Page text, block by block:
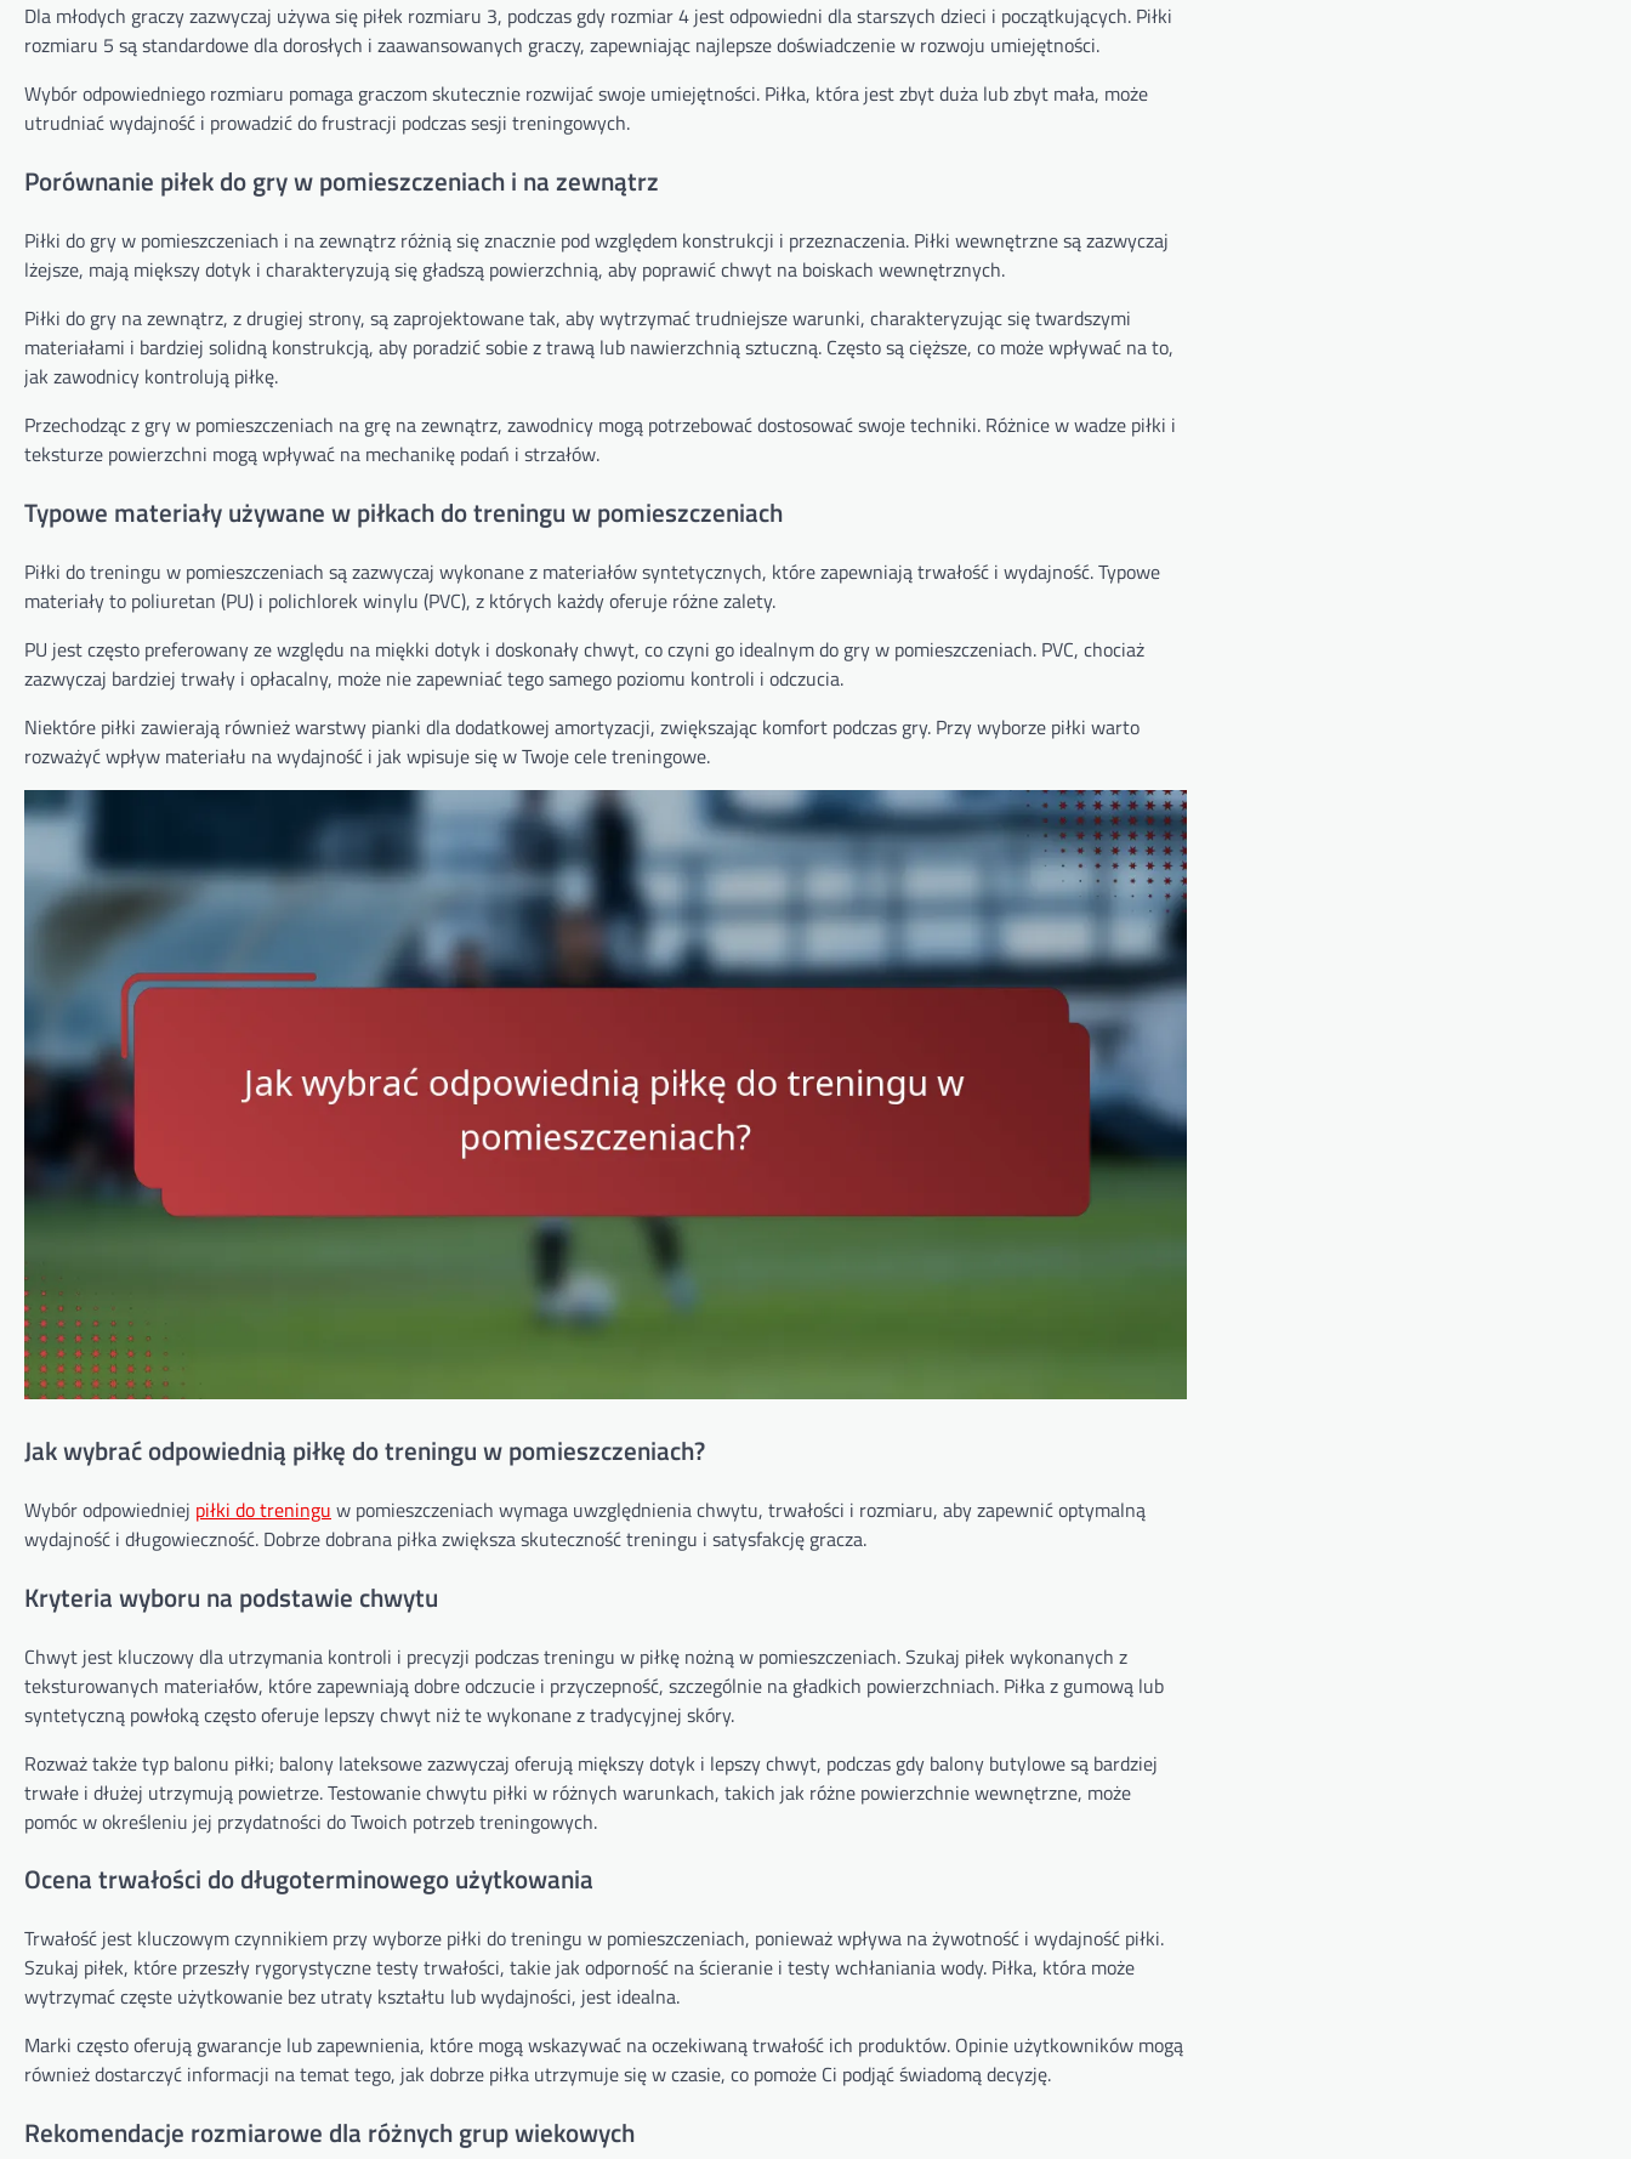
Dla młodych graczy zazwyczaj używa się piłek rozmiaru 3, podczas gdy rozmiar 4 jest odpowiedni dla starszych dzieci i początkujących. Piłki
rozmiaru 5 są standardowe dla dorosłych i zaawansowanych graczy, zapewniając najlepsze doświadczenie w rozwoju umiejętności.
Wybór odpowiedniego rozmiaru pomaga graczom skutecznie rozwijać swoje umiejętności. Piłka, która jest zbyt duża lub zbyt mała, może
utrudniać wydajność i prowadzić do frustracji podczas sesji treningowych.
Porównanie piłek do gry w pomieszczeniach i na zewnątrz
Piłki do gry w pomieszczeniach i na zewnątrz różnią się znacznie pod względem konstrukcji i przeznaczenia. Piłki wewnętrzne są zazwyczaj
lżejsze, mają miększy dotyk i charakteryzują się gładszą powierzchnią, aby poprawić chwyt na boiskach wewnętrznych.
Piłki do gry na zewnątrz, z drugiej strony, są zaprojektowane tak, aby wytrzymać trudniejsze warunki, charakteryzując się twardszymi
materiałami i bardziej solidną konstrukcją, aby poradzić sobie z trawą lub nawierzchnią sztuczną. Często są cięższe, co może wpływać na to,
jak zawodnicy kontrolują piłkę.
Przechodząc z gry w pomieszczeniach na grę na zewnątrz, zawodnicy mogą potrzebować dostosować swoje techniki. Różnice w wadze piłki i
teksturze powierzchni mogą wpływać na mechanikę podań i strzałów.
Typowe materiały używane w piłkach do treningu w pomieszczeniach
Piłki do treningu w pomieszczeniach są zazwyczaj wykonane z materiałów syntetycznych, które zapewniają trwałość i wydajność. Typowe
materiały to poliuretan (PU) i polichlorek winylu (PVC), z których każdy oferuje różne zalety.
PU jest często preferowany ze względu na miękki dotyk i doskonały chwyt, co czyni go idealnym do gry w pomieszczeniach. PVC, chociaż
zazwyczaj bardziej trwały i opłacalny, może nie zapewniać tego samego poziomu kontroli i odczucia.
Niektóre piłki zawierają również warstwy pianki dla dodatkowej amortyzacji, zwiększając komfort podczas gry. Przy wyborze piłki warto
rozważyć wpływ materiału na wydajność i jak wpisuje się w Twoje cele treningowe.
Jak wybrać odpowiednią piłkę do treningu w pomieszczeniach?
Wybór odpowiedniej piłki do treningu w pomieszczeniach wymaga uwzględnienia chwytu, trwałości i rozmiaru, aby zapewnić optymalną
wydajność i długowieczność. Dobrze dobrana piłka zwiększa skuteczność treningu i satysfakcję gracza.
Kryteria wyboru na podstawie chwytu
Chwyt jest kluczowy dla utrzymania kontroli i precyzji podczas treningu w piłkę nożną w pomieszczeniach. Szukaj piłek wykonanych z
teksturowanych materiałów, które zapewniają dobre odczucie i przyczepność, szczególnie na gładkich powierzchniach. Piłka z gumową lub
syntetyczną powłoką często oferuje lepszy chwyt niż te wykonane z tradycyjnej skóry.
Rozważ także typ balonu piłki; balony lateksowe zazwyczaj oferują miększy dotyk i lepszy chwyt, podczas gdy balony butylowe są bardziej
trwałe i dłużej utrzymują powietrze. Testowanie chwytu piłki w różnych warunkach, takich jak różne powierzchnie wewnętrzne, może
pomóc w określeniu jej przydatności do Twoich potrzeb treningowych.
Ocena trwałości do długoterminowego użytkowania
Trwałość jest kluczowym czynnikiem przy wyborze piłki do treningu w pomieszczeniach, ponieważ wpływa na żywotność i wydajność piłki.
Szukaj piłek, które przeszły rygorystyczne testy trwałości, takie jak odporność na ścieranie i testy wchłaniania wody. Piłka, która może
wytrzymać częste użytkowanie bez utraty kształtu lub wydajności, jest idealna.
Marki często oferują gwarancje lub zapewnienia, które mogą wskazywać na oczekiwaną trwałość ich produktów. Opinie użytkowników mogą
również dostarczyć informacji na temat tego, jak dobrze piłka utrzymuje się w czasie, co pomoże Ci podjąć świadomą decyzję.
Rekomendacje rozmiarowe dla różnych grup wiekowych